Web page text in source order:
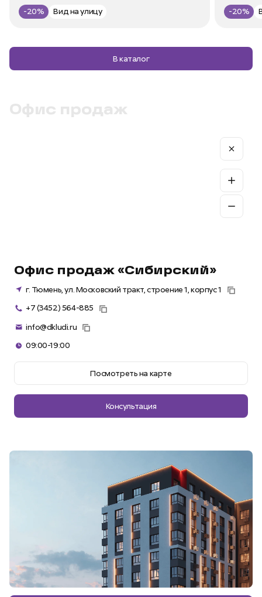
-20%
Вид на улицу
-20%
В каталог
Офис продаж
Офис продаж «Сибирский»
г. Тюмень, ул. Московский тракт, строение 1, корпус 1
+7 (3452) 564-885
info@dkludi.ru
09:00-19:00
Посмотреть на карте
Консультация